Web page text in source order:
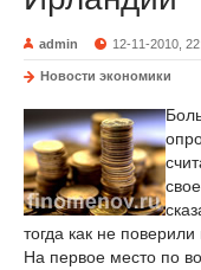
admin 12-11-2010,
Новости экономики
тогда как не
На первое место по